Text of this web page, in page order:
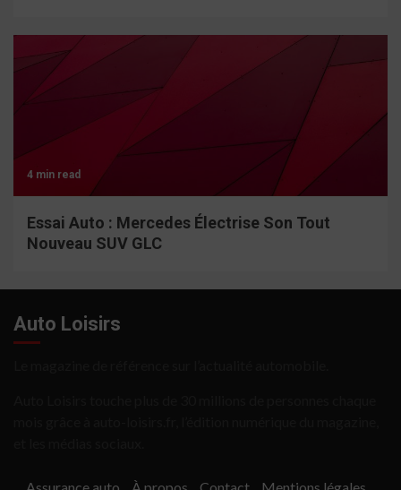
4 min read
Essai Auto : Mercedes Électrise Son Tout
Nouveau SUV GLC
Auto Loisirs